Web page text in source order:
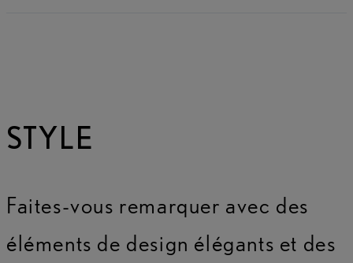
STYLE
Faites-vous remarquer avec des
éléments de design élégants et des